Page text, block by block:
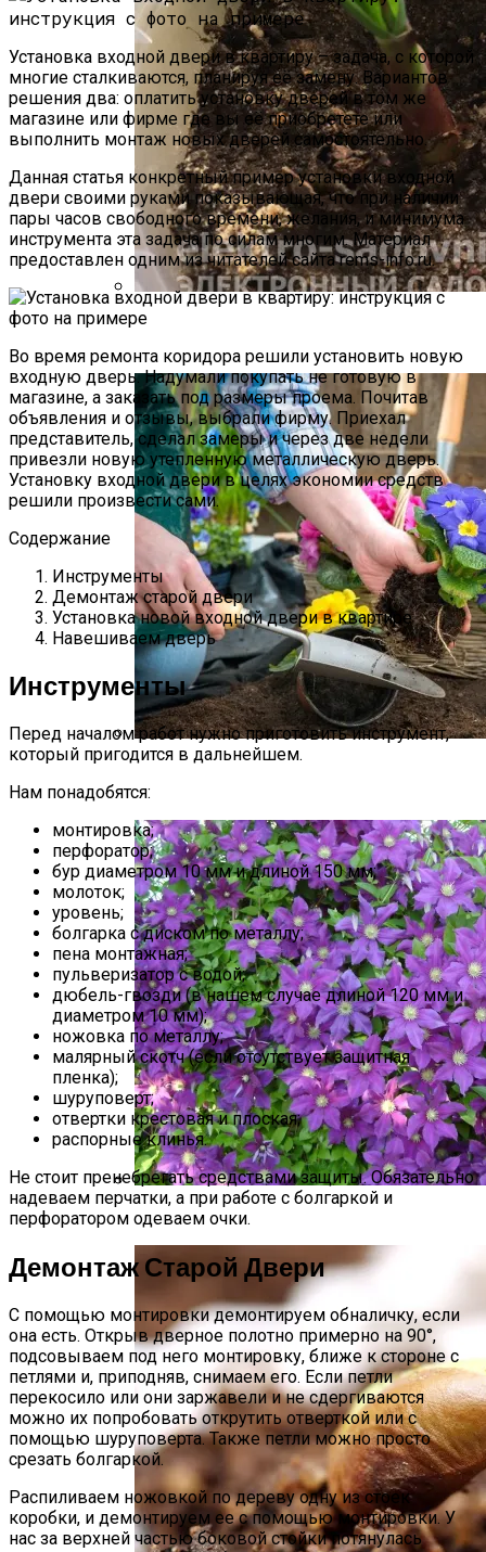
Как Прорастить Канны После Зимы –
Виды Цветов Для Посадки В Апреле,
Чтобы Быстрее Зацвели
Размножение Клематиса Семенами
Установка входной двери в квартиру – задача, с которой
многие сталкиваются, планируя её замену. Вариантов
решения два: оплатить установку дверей в том же
магазине или фирме где вы её приобретете или
выполнить монтаж новых дверей самостоятельно.
Данная статья конкретный пример установки входной
двери своими руками показывающая, что при наличии
пары часов свободного времени, желания, и минимума
инструмента эта задача по силам многим. Материал
предоставлен одним из читателей сайта rems-info.ru.
Во время ремонта коридора решили установить новую
входную дверь. Надумали покупать не готовую в
магазине, а заказать под размеры проема. Почитав
объявления и отзывы, выбрали фирму. Приехал
представитель, сделал замеры и через две недели
привезли новую утепленную металлическую дверь.
Установку входной двери в целях экономии средств
решили произвести сами.
Содержание
Инструменты
Демонтаж старой двери
Установка новой входной двери в квартире
Навешиваем дверь
Инструменты
Перед началом работ нужно приготовить инструмент,
который пригодится в дальнейшем.
Нам понадобятся:
монтировка;
перфоратор;
бур диаметром 10 мм и длиной 150 мм;
молоток;
уровень;
болгарка с диском по металлу;
пена монтажная;
пульверизатор с водой;
дюбель-гвозди (в нашем случае длиной 120 мм и
диаметром 10 мм);
ножовка по металлу;
малярный скотч (если отсутствует защитная
пленка);
шуруповерт;
отвертки крестовая и плоская;
распорные клинья.
Не стоит пренебрегать средствами защиты. Обязательно
надеваем перчатки, а при работе с болгаркой и
перфоратором одеваем очки.
Демонтаж Старой Двери
С помощью монтировки демонтируем обналичку, если
она есть. Открыв дверное полотно примерно на 90°,
подсовываем под него монтировку, ближе к стороне с
петлями и, приподняв, снимаем его. Если петли
перекосило или они заржавели и не сдергиваются
можно их попробовать открутить отверткой или с
помощью шуруповерта. Также петли можно просто
срезать болгаркой.
Распиливаем ножовкой по дереву одну из стоек
коробки, и демонтируем ее с помощью монтировки. У
нас за верхней частью боковой стойки потянулась